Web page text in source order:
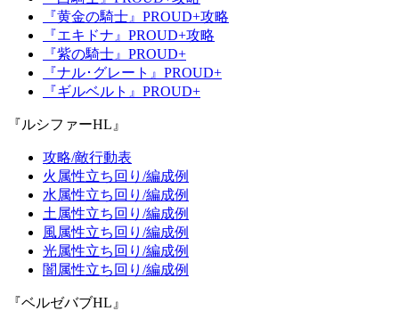
『黄金の騎士』PROUD+攻略
『エキドナ』PROUD+攻略
『紫の騎士』PROUD+
『ナル･グレート』PROUD+
『ギルベルト』PROUD+
『ルシファーHL』
攻略/敵行動表
火属性立ち回り/編成例
水属性立ち回り/編成例
土属性立ち回り/編成例
風属性立ち回り/編成例
光属性立ち回り/編成例
闇属性立ち回り/編成例
『ベルゼバブHL』